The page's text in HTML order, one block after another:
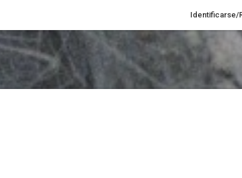
Identificarse/